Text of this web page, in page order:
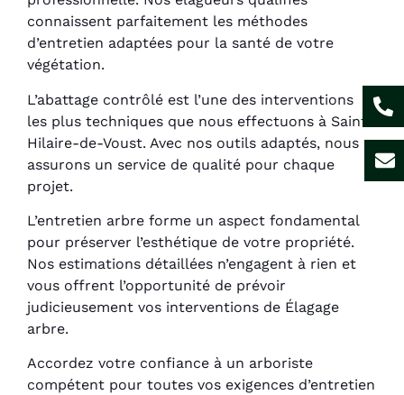
connaissent parfaitement les méthodes
d’entretien adaptées pour la santé de votre
végétation.
L’abattage contrôlé est l’une des interventions
les plus techniques que nous effectuons à Saint-
Hilaire-de-Voust. Avec nos outils adaptés, nous
assurons un service de qualité pour chaque
projet.
L’entretien arbre forme un aspect fondamental
pour préserver l’esthétique de votre propriété.
Nos estimations détaillées n’engagent à rien et
vous offrent l’opportunité de prévoir
judicieusement vos interventions de Élagage
arbre.
Accordez votre confiance à un arboriste
compétent pour toutes vos exigences d’entretien